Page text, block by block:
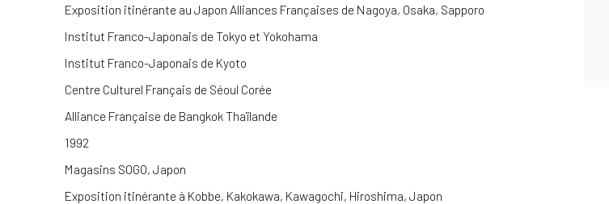
Exposition itinérante au Japon Alliances Françaises de Nagoya, Osaka, Sapporo
Institut Franco-Japonais de Tokyo et Yokohama
Institut Franco-Japonais de Kyoto
Centre Culturel Français de Séoul Corée
Alliance Française de Bangkok Thaïlande
1992
Magasins SOGO, Japon
Exposition itinérante à Kobbe, Kakokawa, Kawagochi, Hiroshima, Japon